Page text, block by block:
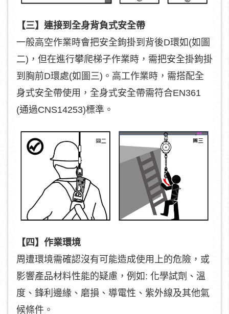
【三】連接到全身背負式安全帶
一般高空作業時會把安全鉤掛到背後D環如(如圖
二)，但在進行攀爬梯子作業時，需把安全掛鉤掛
到胸前D環處(如圖三)。高工作業時，需搭配全
身式安全帶使用，全身式安全帶需符合EN361
(通過CNS14253)標準。
【四】作業環境
周遭環境需確認沒有可能造成使用上的危險，或
影響產品材料性能的疑慮，例如: 化學試劑、溫
度、鋒利邊緣、磨損、導電性、紫外線及其他氣
候條件。